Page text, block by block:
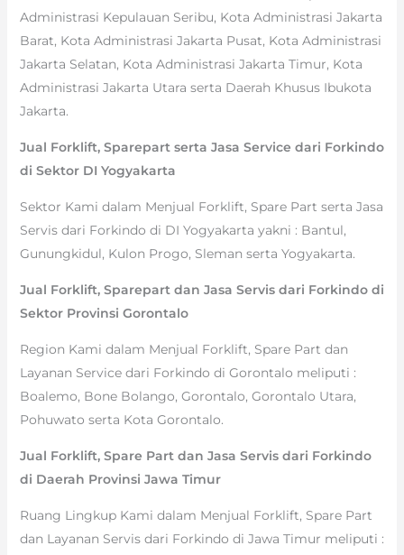
Administrasi Kepulauan Seribu, Kota Administrasi Jakarta
Barat, Kota Administrasi Jakarta Pusat, Kota Administrasi
Jakarta Selatan, Kota Administrasi Jakarta Timur, Kota
Administrasi Jakarta Utara serta Daerah Khusus Ibukota
Jakarta.
Jual Forklift, Sparepart serta Jasa Service dari Forkindo
di Sektor DI Yogyakarta
Sektor Kami dalam Menjual Forklift, Spare Part serta Jasa
Servis dari Forkindo di DI Yogyakarta yakni : Bantul,
Gunungkidul, Kulon Progo, Sleman serta Yogyakarta.
Jual Forklift, Sparepart dan Jasa Servis dari Forkindo di
Sektor Provinsi Gorontalo
Region Kami dalam Menjual Forklift, Spare Part dan
Layanan Service dari Forkindo di Gorontalo meliputi :
Boalemo, Bone Bolango, Gorontalo, Gorontalo Utara,
Pohuwato serta Kota Gorontalo.
Jual Forklift, Spare Part dan Jasa Servis dari Forkindo
di Daerah Provinsi Jawa Timur
Ruang Lingkup Kami dalam Menjual Forklift, Spare Part
dan Layanan Servis dari Forkindo di Jawa Timur meliputi :